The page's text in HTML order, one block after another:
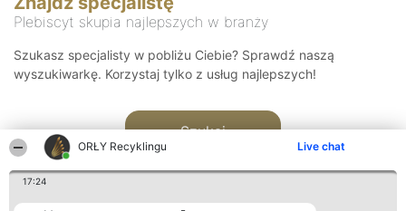
ORŁY Recyklingu Live chat
17:24
Plebiscyt skupia najlepszych w branży
Szukasz specjalisty w pobliżu Ciebie? Sprawdź naszą
wyszukiwarkę. Korzystaj tylko z usług najlepszych!
Szukaj